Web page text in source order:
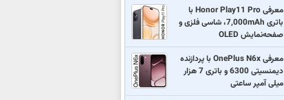
معرفی Honor Play11 Pro با
باتری 7,000mAh، شاسی فلزی و
صفحه‌نمایش OLED
معرفی OnePlus N6x با پردازنده
دیمنسیتی 6300 و باتری 7 هزار
میلی آمپر ساعتی